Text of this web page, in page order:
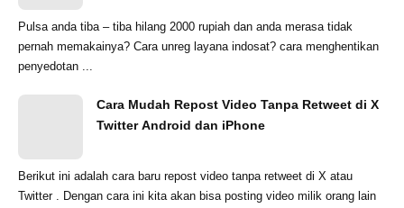
Pulsa anda tiba – tiba hilang 2000 rupiah dan anda merasa tidak
pernah memakainya? Cara unreg layana indosat? cara menghentikan
penyedotan ...
Cara Mudah Repost Video Tanpa Retweet di X
Twitter Android dan iPhone
Berikut ini adalah cara baru repost video tanpa retweet di X atau
Twitter . Dengan cara ini kita akan bisa posting video milik orang lain